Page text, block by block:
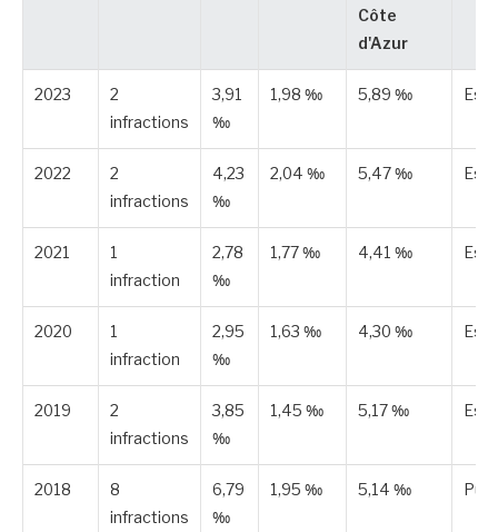
Côte
d'Azur
2023
2
infractions
3,91
‰
1,98 ‰ 5,89 ‰
2022
2
infractions
4,23
‰
2,04 ‰ 5,47 ‰
2021
1
infraction
2,78
‰
1,77 ‰ 4,41 ‰
2020
1
infraction
2,95
‰
1,63 ‰ 4,30 ‰
2019
2
infractions
3,85
‰
1,45 ‰ 5,17 ‰
2018
8
infractions
6,79
‰
1,95 ‰ 5,14 ‰